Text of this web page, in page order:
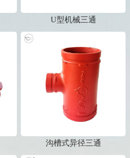
U型机械三通
沟槽式异径三通